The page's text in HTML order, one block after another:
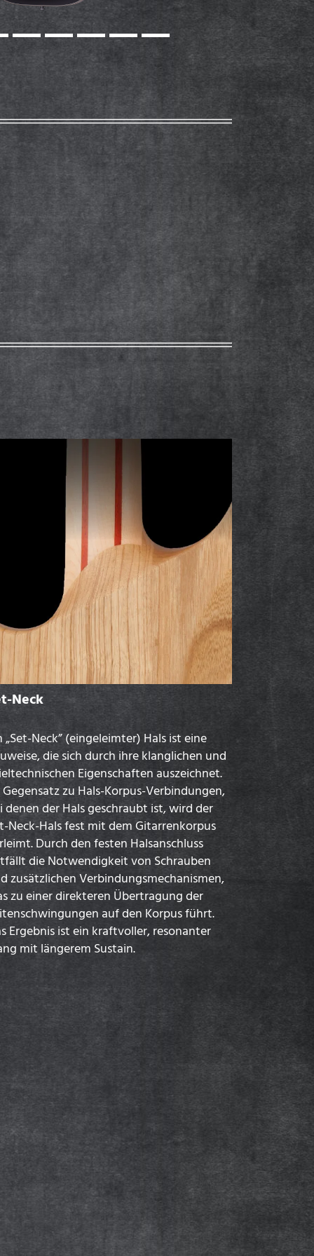
Neck
„Set-Neck” (eingeleimter) Hals ist eine
die sich durch ihre klanglichen und
Eigenschaften auszeichnet.
zu Hals-Korpus-Verbindungen,
denen der Hals geschraubt ist, wird der
Neck-Hals fest mit dem Gitarrenkorpus
Durch den festen Halsanschluss
die Notwendigkeit von Schrauben
zusätzlichen Verbindungsmechanismen,
zu einer direkteren Übertragung der
auf den Korpus führt.
Ergebnis ist ein kraftvoller, resonanter
mit längerem Sustain.